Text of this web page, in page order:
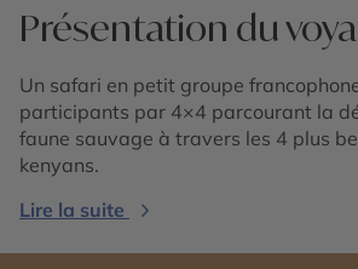
Présentation du
Un safari en petit groupe
participants par 4×4 parcourant la
faune sauvage à travers les 4 plus
kenyans.
Lire la suite